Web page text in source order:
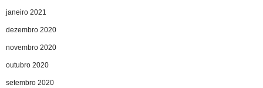
janeiro 2021
dezembro 2020
novembro 2020
outubro 2020
setembro 2020